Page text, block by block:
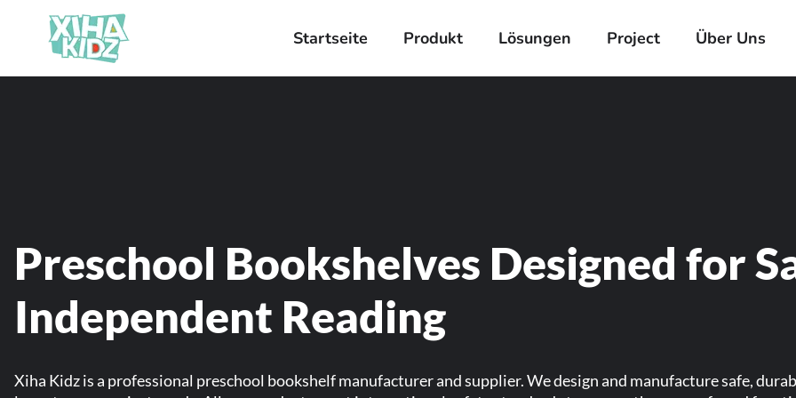
Startseite Produkt Lösungen Project Über Uns
Preschool Bookshelves Designed for
Independent Reading
Xiha Kidz is a professional preschool bookshelf manufacturer and supplier. We design and manufacture safe,